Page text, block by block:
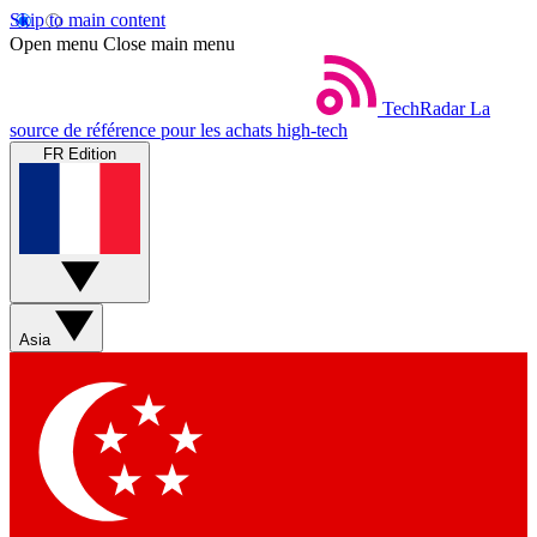
Skip to main content
Open menu Close main menu
TechRadar La
source de référence pour les achats high-tech
FR Edition
Asia